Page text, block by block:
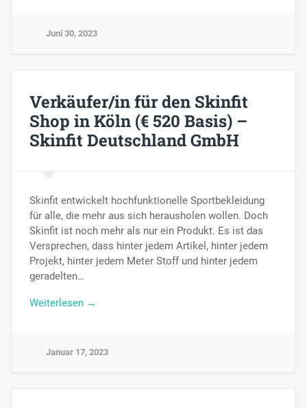
Juni 30, 2023
Verkäufer/in für den Skinfit
Shop in Köln (€ 520 Basis) –
Skinfit Deutschland GmbH
Skinfit entwickelt hochfunktionelle Sportbekleidung
für alle, die mehr aus sich herausholen wollen. Doch
Skinfit ist noch mehr als nur ein Produkt. Es ist das
Versprechen, dass hinter jedem Artikel, hinter jedem
Projekt, hinter jedem Meter Stoff und hinter jedem
geradelten…
Weiterlesen →
Januar 17, 2023